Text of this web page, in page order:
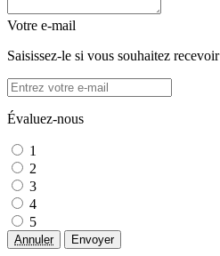
Votre e-mail
Saisissez-le si vous souhaitez
Évaluez-nous
1
2
3
4
5
Annuler Envoyer